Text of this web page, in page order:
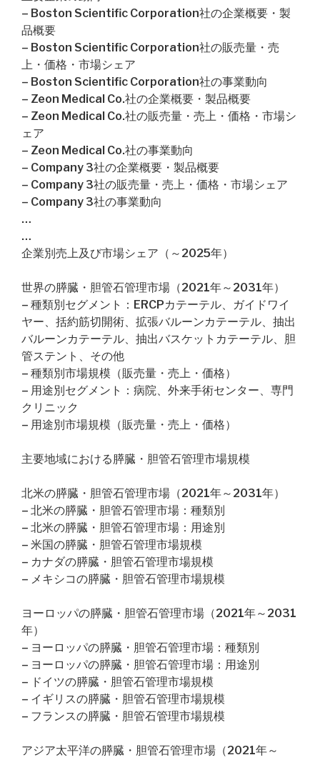
– Boston Scientific Corporation社の企業概要・製
品概要
– Boston Scientific Corporation社の販売量・売
上・価格・市場シェア
– Boston Scientific Corporation社の事業動向
– Zeon Medical Co.社の企業概要・製品概要
– Zeon Medical Co.社の販売量・売上・価格・市場シ
ェア
– Zeon Medical Co.社の事業動向
– Company 3社の企業概要・製品概要
– Company 3社の販売量・売上・価格・市場シェア
– Company 3社の事業動向
…
…
企業別売上及び市場シェア（～2025年）
世界の膵臓・胆管石管理市場（2021年～2031年）
– 種類別セグメント：ERCPカテーテル、ガイドワイ
ヤー、括約筋切開術、拡張バルーンカテーテル、抽出
バルーンカテーテル、抽出バスケットカテーテル、胆
管ステント、その他
– 種類別市場規模（販売量・売上・価格）
– 用途別セグメント：病院、外来手術センター、専門
クリニック
– 用途別市場規模（販売量・売上・価格）
主要地域における膵臓・胆管石管理市場規模
北米の膵臓・胆管石管理市場（2021年～2031年）
– 北米の膵臓・胆管石管理市場：種類別
– 北米の膵臓・胆管石管理市場：用途別
– 米国の膵臓・胆管石管理市場規模
– カナダの膵臓・胆管石管理市場規模
– メキシコの膵臓・胆管石管理市場規模
ヨーロッパの膵臓・胆管石管理市場（2021年～2031
年）
– ヨーロッパの膵臓・胆管石管理市場：種類別
– ヨーロッパの膵臓・胆管石管理市場：用途別
– ドイツの膵臓・胆管石管理市場規模
– イギリスの膵臓・胆管石管理市場規模
– フランスの膵臓・胆管石管理市場規模
アジア太平洋の膵臓・胆管石管理市場（2021年～